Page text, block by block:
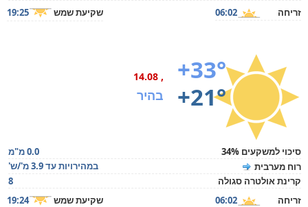
זריחה
06:02 שקיעת שמש 19:25
+33°
+21°
, 14.08
בהיר
סיכוי למשקעים 34%
0.0 מ"מ
רוח מערבית
במהירויות עד 3.9 מ'/ש'
קרינת אולטרה סגולה
8
זריחה
06:02 שקיעת שמש 19:24